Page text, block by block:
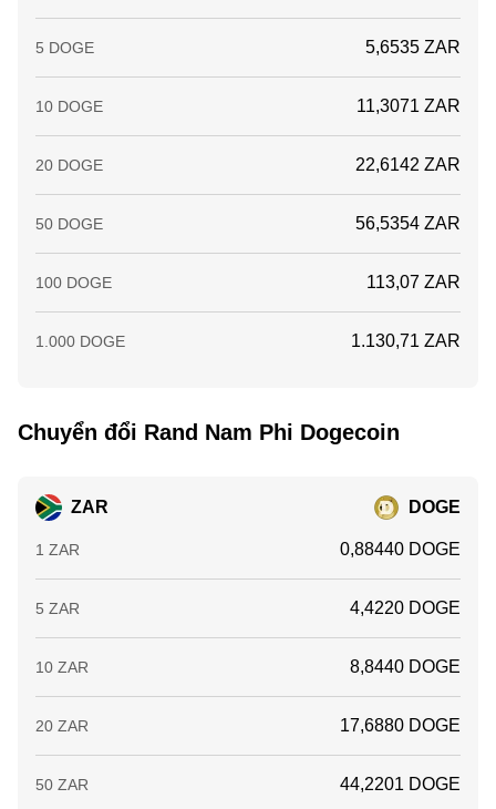
5 DOGE 5,6535 ZAR
10 DOGE 11,3071 ZAR
20 DOGE 22,6142 ZAR
50 DOGE 56,5354 ZAR
100 DOGE 113,07 ZAR
1.000 DOGE 1.130,71 ZAR
Chuyển đổi Rand Nam Phi Dogecoin
ZAR DOGE
1 ZAR 0,88440 DOGE
5 ZAR 4,4220 DOGE
10 ZAR 8,8440 DOGE
20 ZAR 17,6880 DOGE
50 ZAR 44,2201 DOGE